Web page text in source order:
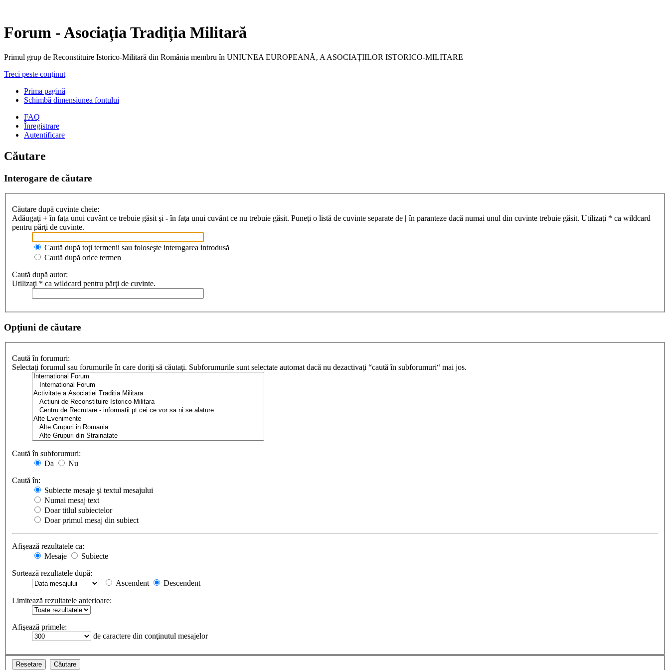
Forum - Asociația Tradiția Militară
Primul grup de Reconstituire Istorico-Militară din România membru în UNIUNEA EUROPEANĂ‚ A ASOCIAȚIILOR ISTORICO-MILITARE
Treci peste conţinut
Prima pagină
Schimbă dimensiunea fontului
FAQ
Înregistrare
Autentificare
Căutare
Interogare de căutare
Căutare după cuvinte cheie:
Adăugaţi +în faţa unui cuvânt ce trebuie găsit şi -în faţa unui cuvânt ce nu trebuie găsit. Puneţi o listă de cuvinte separate de | în paranteze dacă numai unul din cuvinte trebuie găsit. Utilizaţi * ca wildcard
pentru părţi de cuvinte.
Caută după toţi termenii sau foloseşte interogarea introdusă
Caută după orice termen
Caută după autor:
Utilizaţi * ca wildcard pentru părţi de cuvinte.
Opţiuni de căutare
Caută în forumuri:
Selectaţi forumul sau forumurile în care doriţi să căutaţi. Subforumurile sunt selectate automat dacă nu dezactivaţi “caută în subforumuri“ mai jos.
Caută în subforumuri:
Da
Nu
Caută în:
Subiecte mesaje şi textul mesajului
Numai mesaj text
Doar titlul subiectelor
Doar primul mesaj din subiect
Afişează rezultatele ca:
Mesaje
Subiecte
Sortează rezultatele după:
Ascendent
Descendent
Limitează rezultatele anterioare:
Afişează primele:
de caractere din conţinutul mesajelor